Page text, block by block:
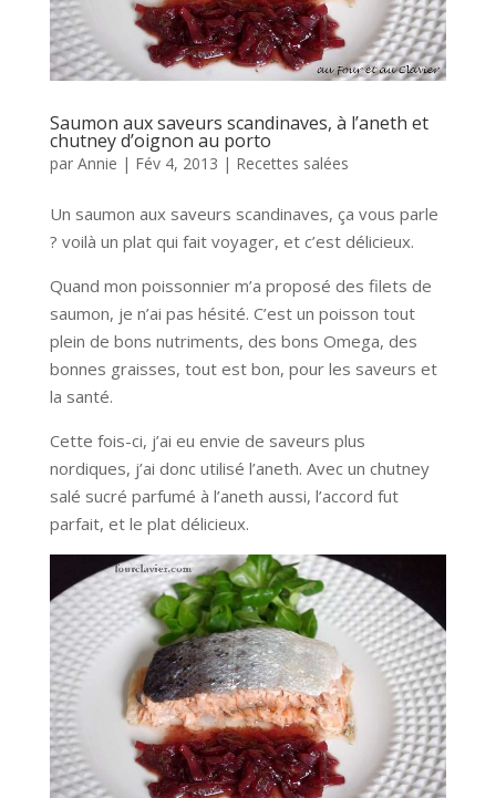
Saumon aux saveurs scandinaves, à l’aneth et
chutney d’oignon au porto
par Annie | Fév 4, 2013 | Recettes salées
Un saumon aux saveurs scandinaves, ça vous parle
? voilà un plat qui fait voyager, et c’est délicieux.
Quand mon poissonnier m’a proposé des filets de
saumon, je n’ai pas hésité. C’est un poisson tout
plein de bons nutriments, des bons Omega, des
bonnes graisses, tout est bon, pour les saveurs et
la santé.
Cette fois-ci, j’ai eu envie de saveurs plus
nordiques, j’ai donc utilisé l’aneth. Avec un chutney
salé sucré parfumé à l’aneth aussi, l’accord fut
parfait, et le plat délicieux.